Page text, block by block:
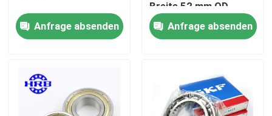
Zu Hause
Produkte
Über uns
Anfrage absenden
Breite 52 mm OD
Anfrage absenden